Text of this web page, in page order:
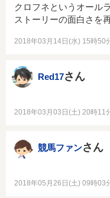
クロフネというオール
ストーリーの面白さを
2018年03月14日(水) 15時50
Red17さん
2018年03月03日(土) 20時11
競馬ファンさん
2018年05月26日(土) 09時03